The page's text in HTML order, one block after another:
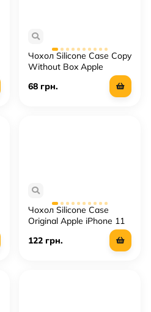
Чохол Silicone Case Copy
Without Box Apple
68 грн.
Чохол Silicone Case
Original Apple iPhone 11
122 грн.